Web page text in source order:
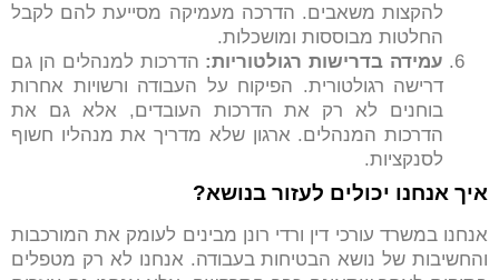
להקצות משאבים. הדרכה מעמיקה מסייעת להם לקבל
החלטות מבוססות ומושכלות.
עמידה בדרישות רגולטוריות: הדרכות למנהלים הן גם
דרישה רגולטורית. הפיקוח על העבודה ורשויות אחרות
בוחנים לא רק את הדרכות העובדים, אלא גם את
הדרכות המנהלים. ארגון שלא מדריך את מנהליו חשוף
לסנקציות.
איך אנחנו יכולים לעזור בנושא?
אנחנו במשרד עורכי דין ורדי רונן מבינים לעומק את המורכבות
והחשיבות של נושא הבטיחות בעבודה. אנחנו לא רק מטפלים